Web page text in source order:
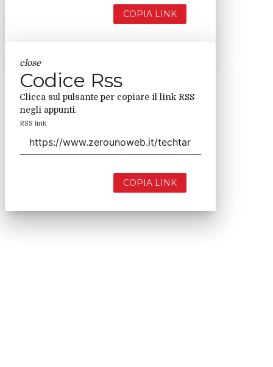
COPIA LINK
close
Codice Rss
Clicca sul pulsante per copiare il link RSS
negli appunti.
RSS link
COPIA LINK